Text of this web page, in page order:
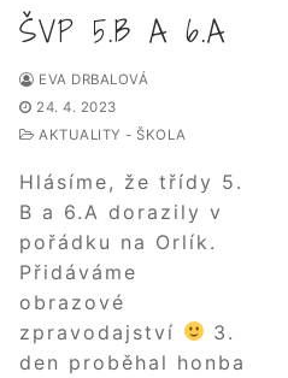
ŠVP 5.B A 6.A
EVA DRBALOVÁ
24. 4. 2023
AKTUALITY - ŠKOLA
Hlásíme, že třídy 5.
B a 6.A dorazily v
pořádku na Orlík.
Přidáváme
obrazové
zpravodajství
3.
den proběhal honba